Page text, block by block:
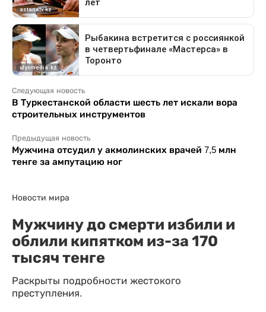
Следующая новость
В Туркестанской области шесть лет искали вора
строительных инструментов
Предыдущая новость
Мужчина отсудил у акмолинских врачей 7,5 млн
тенге за ампутацию ног
Новости мира
Мужчину до смерти избили и
облили кипятком из-за 170
тысяч тенге
Раскрыты подробности жестокого
преступления.